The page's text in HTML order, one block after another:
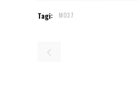
Tagi: M037